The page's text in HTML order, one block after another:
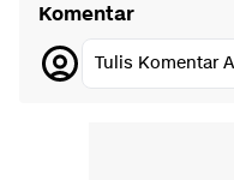
Komentar
Tulis Komentar